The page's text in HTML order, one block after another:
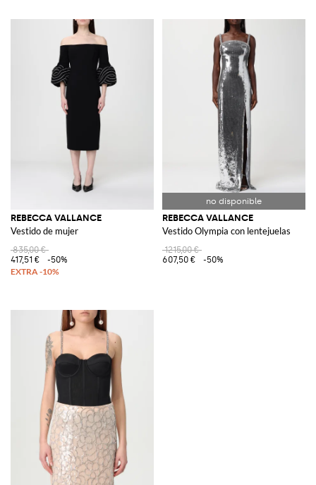
REBECCA VALLANCE
Vestido de mujer
835,00 €
417,51 €
-50%
REBECCA VALLANCE
Vestido Olympia con lentejuelas
1215,00 €
607,50 €
-50%